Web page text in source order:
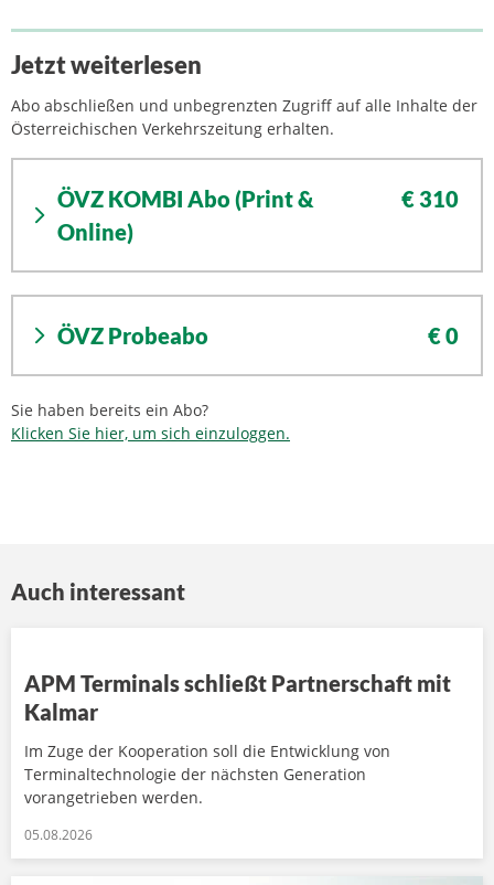
Jetzt weiterlesen
Abo abschließen und unbegrenzten Zugriff auf alle Inhalte der
Österreichischen Verkehrszeitung erhalten.
ÖVZ KOMBI Abo (Print &
Online)
€ 310
ÖVZ Probeabo € 0
Sie haben bereits ein Abo?
Klicken Sie hier, um sich einzuloggen.
Auch interessant
APM Terminals schließt Partnerschaft mit
Kalmar
Im Zuge der Kooperation soll die Entwicklung von
Terminaltechnologie der nächsten Generation
vorangetrieben werden.
05.08.2026